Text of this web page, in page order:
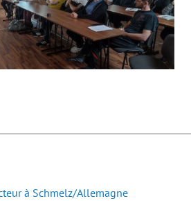
à Schmelz/Allemagne